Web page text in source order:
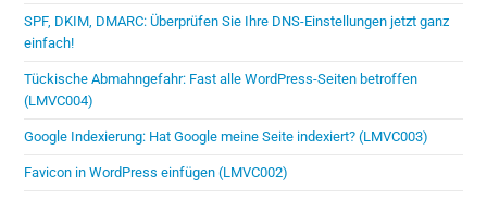
SPF, DKIM, DMARC: Überprüfen Sie Ihre DNS-Einstellungen jetzt ganz
einfach!
Tückische Abmahngefahr: Fast alle WordPress-Seiten betroffen
(LMVC004)
Google Indexierung: Hat Google meine Seite indexiert? (LMVC003)
Favicon in WordPress einfügen (LMVC002)